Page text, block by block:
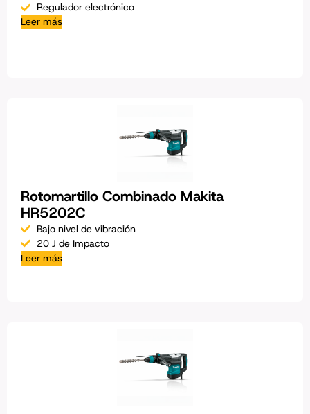
Regulador electrónico
Leer más
Rotomartillo Combinado Makita
HR5202C
Bajo nivel de vibración
20 J de Impacto
Leer más